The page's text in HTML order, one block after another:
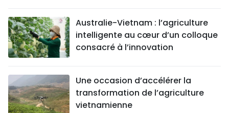
Australie-Vietnam : l’agriculture
intelligente au cœur d’un colloque
consacré à l’innovation
Une occasion d’accélérer la
transformation de l’agriculture
vietnamienne